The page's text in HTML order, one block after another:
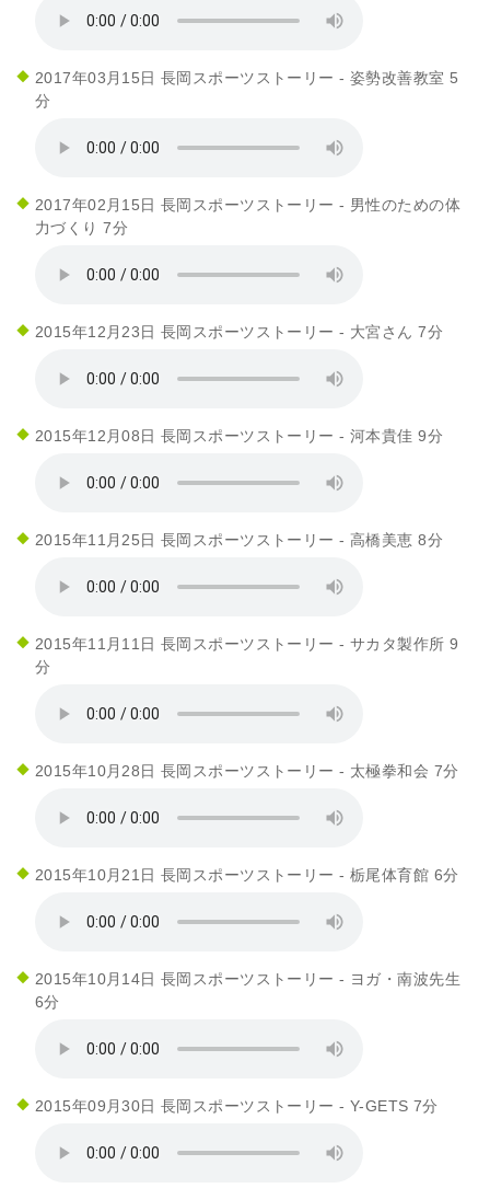
2017年03月15日 長岡スポーツストーリー - 姿勢改善教室 5
分
2017年02月15日 長岡スポーツストーリー - 男性のための体
力づくり 7分
2015年12月23日 長岡スポーツストーリー - 大宮さん 7分
2015年12月08日 長岡スポーツストーリー - 河本貴佳 9分
2015年11月25日 長岡スポーツストーリー - 高橋美恵 8分
2015年11月11日 長岡スポーツストーリー - サカタ製作所 9
分
2015年10月28日 長岡スポーツストーリー - 太極拳和会 7分
2015年10月21日 長岡スポーツストーリー - 栃尾体育館 6分
2015年10月14日 長岡スポーツストーリー - ヨガ・南波先生
6分
2015年09月30日 長岡スポーツストーリー - Y-GETS 7分